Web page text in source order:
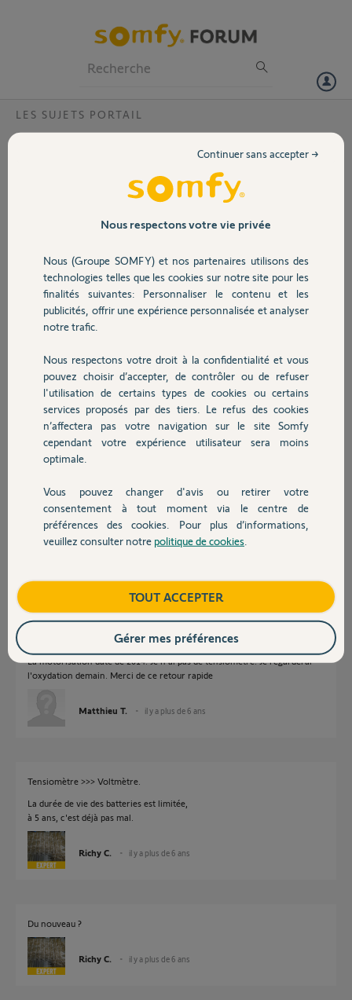
Volet
Sécurité
Domotique
Chauffage
Autres produits
Devis avec un pro
Contact
LES SUJETS PORTAIL
Portail solaire en panne ?
Notre portail est équipé d'un panneau solaire et relié à un boîtier
Somfy. Le voyant moteur est au vert,le voyant solaire est au orange
depuis 15 jours. Nous sommes donc passé en manuel mais ne
pouvons plus ouvrir le portail avec notre bip. Quelle peut-être la
Matthieu T.
il y a plus de 6 ans
Participer au fil de discussion
Réponses
Bonjour,
Quel est l'âge de votre Motorisation ?
Et du kit solaire ?
Mesurez les tensions de chaque batterie .
Mesurez la tension en sortie du panneau.
Mesurez la tension à l'entrée du boîtier motorisation.
La motorisation date de 2014. Je n ai pas de tensiometre. Je regarderai
l'oxydation demain. Merci de ce retour rapide
Matthieu T. il y a plus de 6 ans
Tensiomètre >>> Voltmètre.
La durée de vie des batteries est limitée,
à 5 ans, c'est déjà pas mal.
Richy C. il y a plus de 6 ans
Du nouveau ?
Richy C. il y a plus de 6 ans
Nous respectons votre vie privée
Nous (Groupe SOMFY) et nos partenaires utilisons des
technologies telles que les cookies sur notre site pour les
finalités suivantes: Personnaliser le contenu et les
publicités, offrir une expérience personnalisée et analyser
notre trafic.
Nous respectons votre droit à la confidentialité et vous
pouvez choisir d’accepter, de contrôler ou de refuser
l'utilisation de certains types de cookies ou certains
services proposés par des tiers. Le refus des cookies
n’affectera pas votre navigation sur le site Somfy
cependant votre expérience utilisateur sera moins
optimale.
Vous pouvez changer d'avis ou retirer votre
consentement à tout moment via le centre de
préférences des cookies. Pour plus d’informations,
veuillez consulter notre politique de cookies
Continuer sans accepter →
TOUT ACCEPTER
Gérer mes préférences